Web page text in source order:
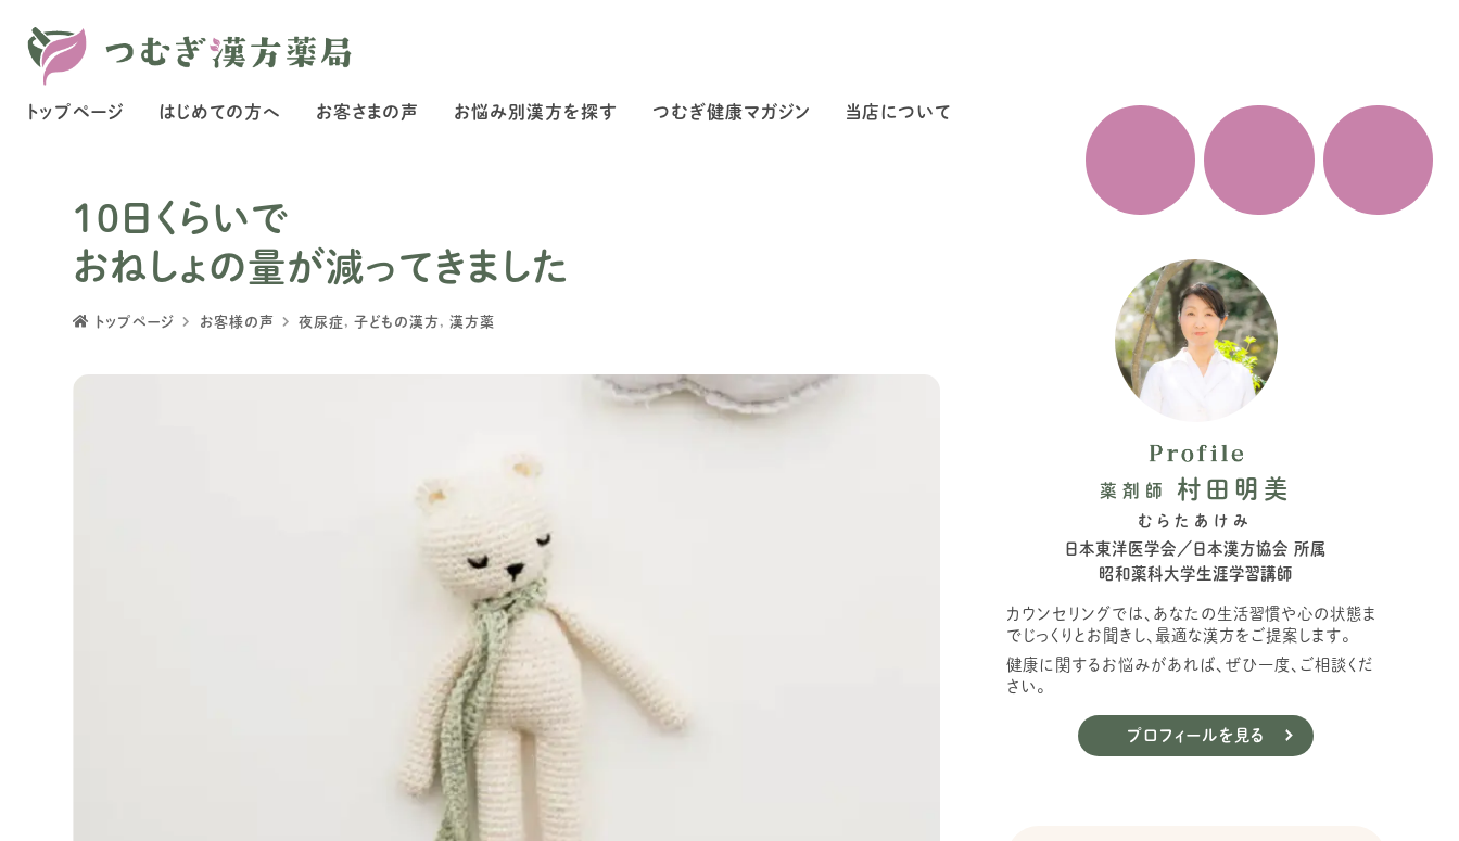
トップページ はじめての方へ お客さまの声 お悩み別漢方を探す つむぎ健康マガジン 当店について
１０日くらいで
おねしょの量が減ってきました
トップページ お客様の声 夜尿症,子どもの漢方,漢方薬
薬剤師 村田明美
むらたあけみ
日本東洋医学会／日本漢方協会 所属
昭和薬科大学生涯学習講師
カウンセリングでは、あなたの生活習慣や心の状態ま
でじっくりとお聞きし、最適な漢方をご提案します。
健康に関するお悩みがあれば、ぜひ一度、ご相談くだ
さい。
プロフィールを見る